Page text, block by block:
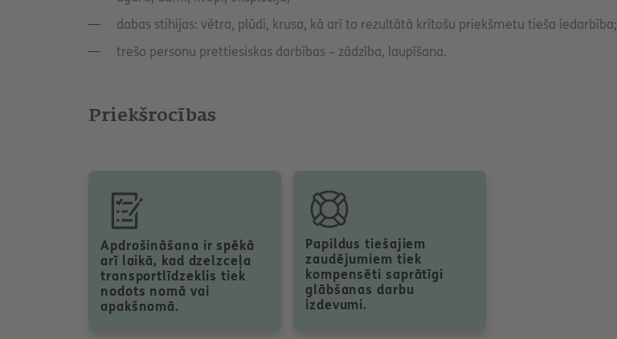
dabas stihijas: vētra, plūdi, krusa, kā arī to rezultātā krītošu priekšmetu tieša iedarbība;
trešo personu prettiesiskas darbības – zādzība, laupīšana.
Priekšrocības
Apdrošināšana ir spēkā
arī laikā, kad dzelzceļa
transportlīdzeklis tiek
nodots nomā vai
apakšnomā.
Papildus tiešajiem
zaudējumiem tiek
kompensēti saprātīgi
glābšanas darbu
izdevumi.